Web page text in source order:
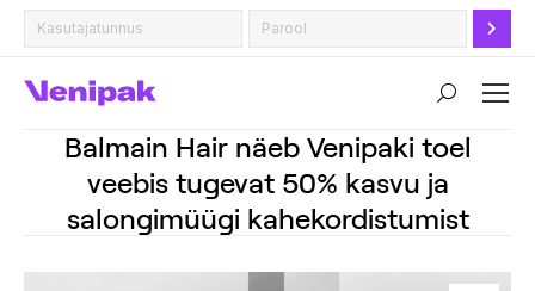
Search:
Balmain Hair näeb Venipaki toel
veebis tugevat 50% kasvu ja
salongimüügi kahekordistumist